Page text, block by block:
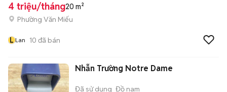
4 triệu/tháng20 m²
Phường Văn Miếu
L Lan 10 đã bán
Nhẫn Trường Notre Dame
Đã sử dụng Đồ nam